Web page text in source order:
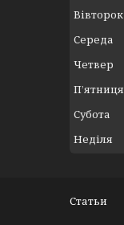
Вівторок
Середа
Четвер
Пʼятниця
Субота
Неділя
Статьи